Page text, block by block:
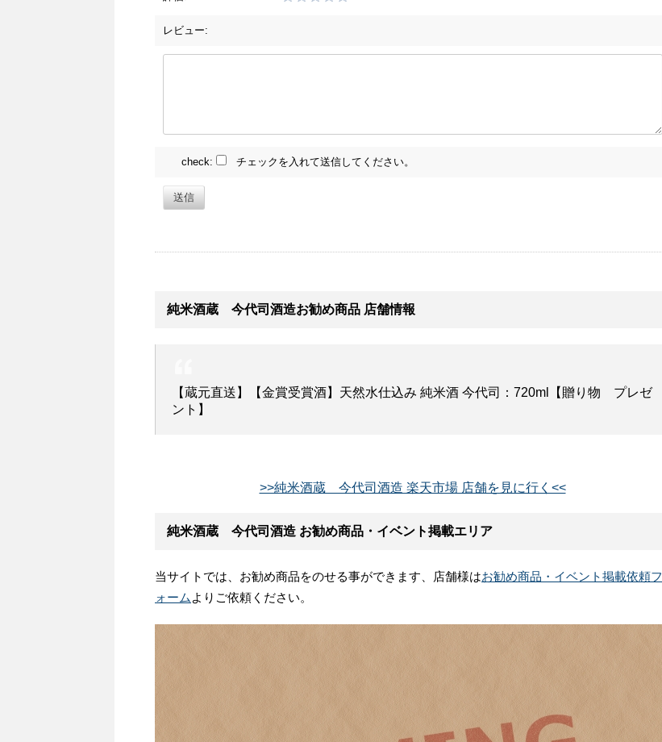
レビュー:
check: チェックを入れて送信してください。
送信
純米酒蔵 今代司酒造お勧め商品 店舗情報
【蔵元直送】【金賞受賞酒】天然水仕込み 純米酒 今代司：720ml【贈り物 プレゼ
ント】
>>純米酒蔵 今代司酒造 楽天市場 店舗を見に行く<<
純米酒蔵 今代司酒造 お勧め商品・イベント掲載エリア
当サイトでは、お勧め商品をのせる事ができます、店舗様はお勧め商品・イベント掲載依頼フ
ォーム よりご依頼ください。